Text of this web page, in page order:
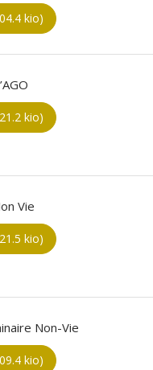
kio)
kio)
Vie
kio)
Non-Vie
kio)